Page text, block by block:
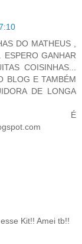
DO MATHEUS ,
GANHAR
COISINHAS...
BLOG E TAMBÉM
DE LONGA
É
Kit!! Amei tb!!